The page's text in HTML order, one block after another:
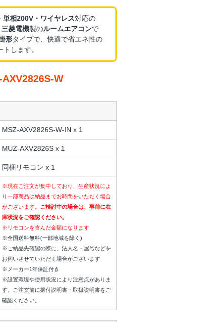
単相200V・ワイヤレス対応の
三菱電機製のルームエアコンで
形タイプで、快適で省エネ性の
します。
W
MSZ-AXV2826S-W-IN x 1
MUZ-AXV2826S x 1
同梱リモコン x 1
※現在ご注文が集中しており、生産状況によ
り一部商品は納品までお時間をいただく場合
がございます。 ご検討中の場合は、事前に在
庫状況をご確認ください。
※リモコンを含んだ金額になります
※全国送料無料(一部地域を除く)
※ご納品先確認の際に、法人名・屋号などを
お伺いさせていただく場合がございます
※メーカー1年保証付き
※設置環境や使用状況により注意点がありま
す。ご注文前に据付説明書・取扱説明書をご
確認ください。